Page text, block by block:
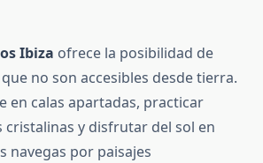
Ibiza ofrece la posibilidad de
no son accesibles desde tierra.
en calas apartadas, practicar
cristalinas y disfrutar del sol en
navegas por paisajes